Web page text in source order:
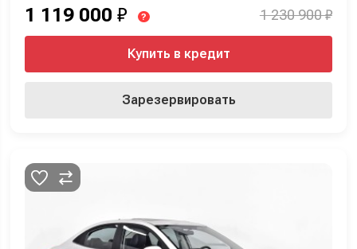
1 119 000 ₽ ? 1 230 900 ₽
Купить в кредит
Зарезервировать